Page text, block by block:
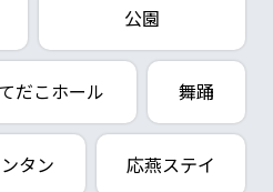
公園
だこホール 舞踊
タン 応燕ステイ